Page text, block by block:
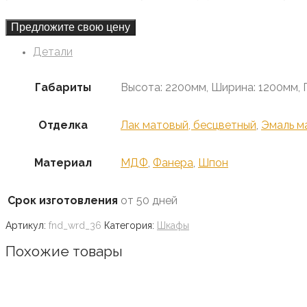
Предложите свою цену
Детали
Габариты Высота: 2200мм, Ширина: 1200мм,
Отделка Лак матовый, бесцветный Эмаль
Материал МДФ Фанера Шпон
Срок изготовления от 50 дней
Артикул: fnd_wrd_36 Категория: Шкафы
Похожие товары